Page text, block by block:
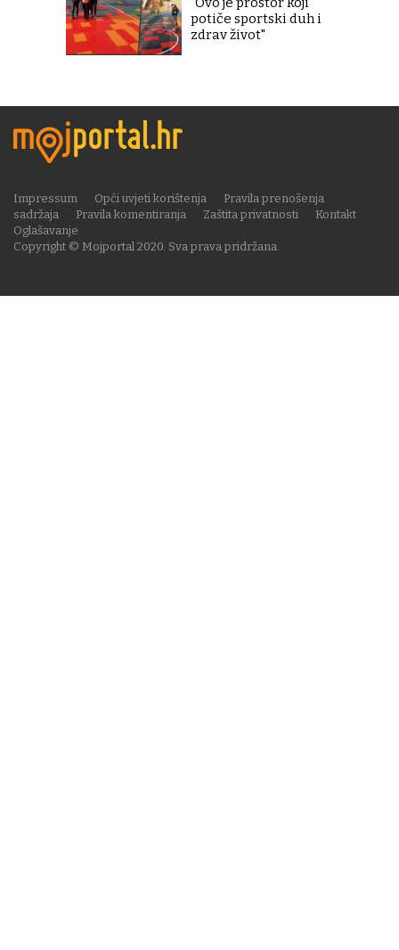
potiče sportski duh i
zdrav život"
Copyright © Mojportal 2020. Sva prava pridržana.
Impressum Opći uvjeti korištenja
Pravila prenošenja
sadržaja
Pravila komentiranja Zaštita privatnosti
Kontakt
Oglašavanje